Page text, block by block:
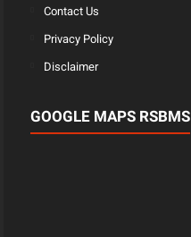
Contact Us
Privacy Policy
Disclaimer
GOOGLE MAPS RSBMS